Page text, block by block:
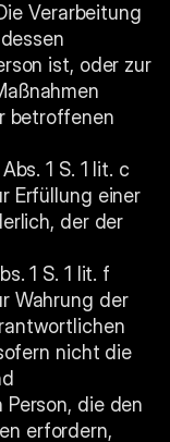
Verarbeitung
ist, oder zur
betroffenen
1 S. 1 lit. c
Erfüllung einer
der der
1 S. 1 lit. f
Wahrung der
nicht die
die den
erfordern,